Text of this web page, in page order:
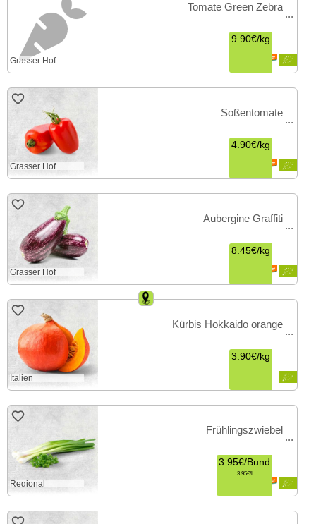
Tomate Green Zebra
Grasser Hof
9.90€/kg
Soßentomate
Grasser Hof
4.90€/kg
Aubergine Graffiti
Grasser Hof
8.45€/kg
Kürbis Hokkaido orange
Italien
3.90€/kg
Frühlingszwiebel
Regional
3.95€/Bund
3.95€ l